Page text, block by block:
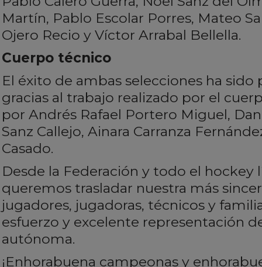
Martín, Pablo Escolar Porres, Mateo
Ojero Recio y Víctor Arrabal Bellella.
Cuerpo técnico
El éxito de ambas selecciones ha
gracias al trabajo realizado por el
por Andrés Rafael Portero Miguel,
Sanz Callejo, Ainara Carranza
Casado.
Desde la Federación y todo el hockey
queremos trasladar nuestra más
jugadores, jugadoras, técnicos y
esfuerzo y excelente representación
autónoma.
¡Enhorabuena campeonas y